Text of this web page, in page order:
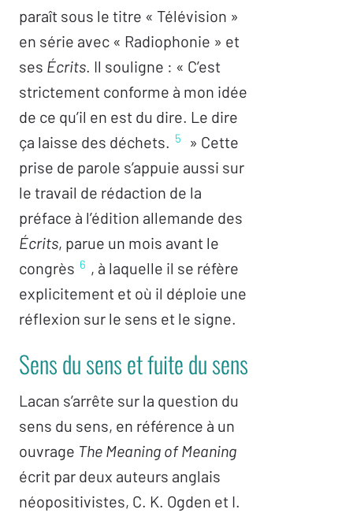
paraît sous le titre « Télévision »
en série avec « Radiophonie » et
ses Écrits. Il souligne : « C’est
strictement conforme à mon idée
de ce qu’il en est du dire. Le dire
ça laisse des déchets. 5
» Cette
prise de parole s’appuie aussi sur
le travail de rédaction de la
préface à l’édition allemande des
Écrits, parue un mois avant le
congrès 6 , à laquelle il se réfère
explicitement et où il déploie une
réflexion sur le sens et le signe.
Sens du sens et fuite du sens
Lacan s’arrête sur la question du
sens du sens, en référence à un
ouvrage The Meaning of Meaning
écrit par deux auteurs anglais
néopositivistes, C. K. Ogden et I.